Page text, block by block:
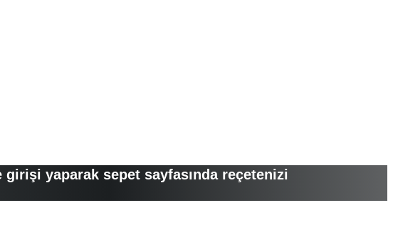
yaparak sepet sayfasında reçetenizi